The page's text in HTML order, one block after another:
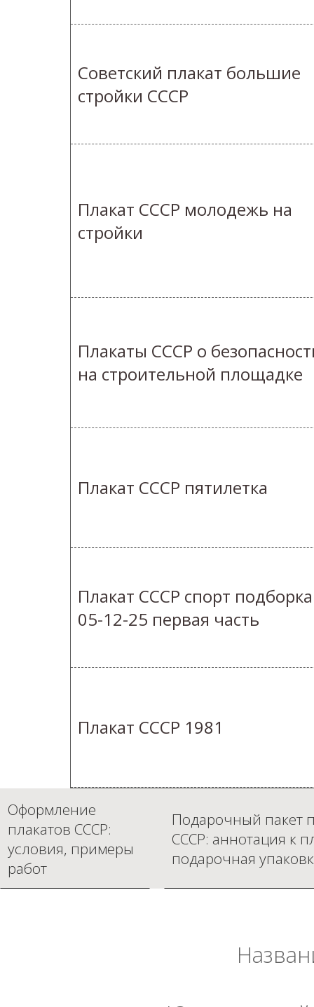
Советский плакат большие
стройки СССР
Плакат СССР молодежь на
стройки
Плакаты СССР о
на строительной площадке
Плакат СССР пятилетка
Плакат СССР спорт подборка
05-12-25 первая часть
Плакат СССР 1981
Оформление
плакатов СССР:
условия, примеры
работ
Подарочный пакет
СССР: аннотация к
подарочная